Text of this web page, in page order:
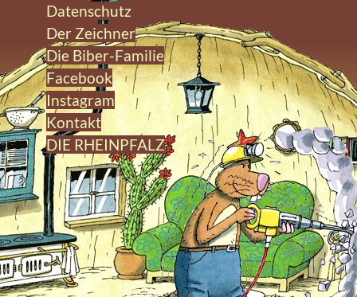
Datenschutz
Der Zeichner
Die Biber-Familie
Facebook
Instagram
Kontakt
DIE RHEINPFALZ